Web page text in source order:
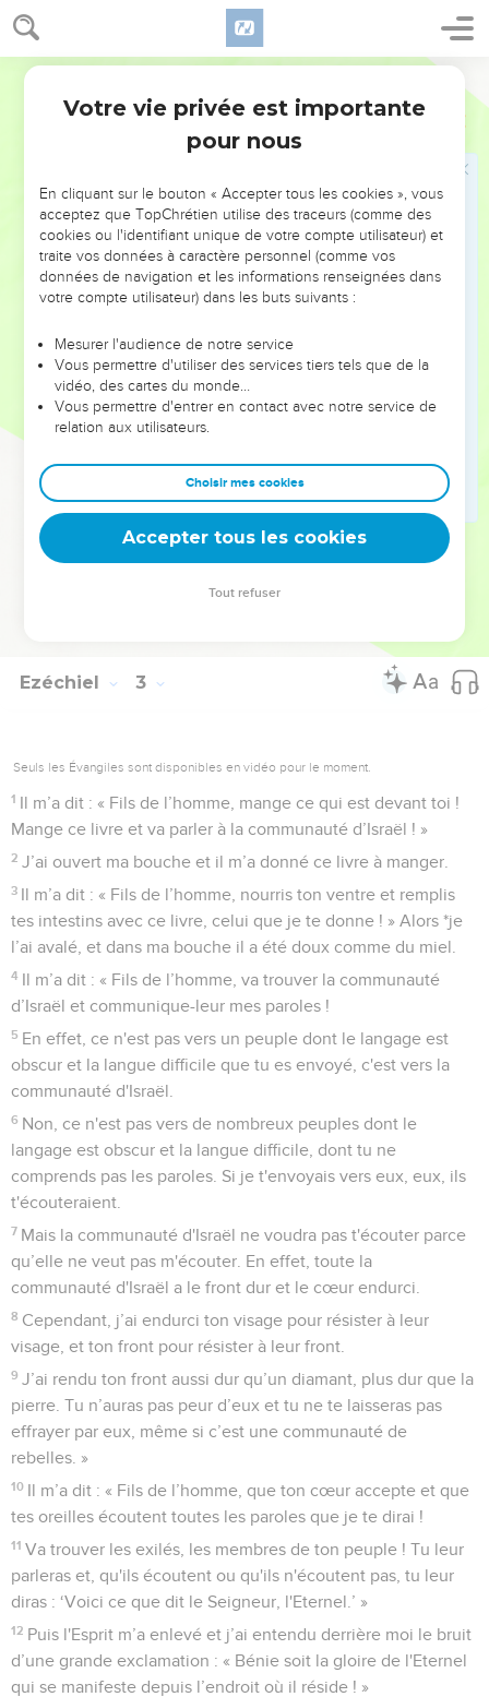
Ezéchiel 2
Eux et leurs ancêtres se sont révoltés contre moi jusqu'à
aujourd’hui.
Ce sont des enfants à la tête dure et au cœur endurci. Je
t'envoie vers eux et tu leur diras : ‘Voici ce que dit le
Qu'ils écoutent ou qu'ils n'écoutent pas – en effet, c'est
une communauté de rebelles – ils sauront ainsi qu'il y a un
prophète au milieu d'eux.
Quant à toi, fils de l’homme, n’aie pas peur d’eux, n’aie pas
peur de leurs discours, même si tu as pour compagnie des
ronces et des épines et que tu habites avec des scorpions.
par eux, même si c’est une communauté de rebelles.
Tu leur diras mes paroles, qu'ils écoutent ou qu'ils
n'écoutent pas. En effet, ce sont des rebelles.
8 Quant à toi, fils de l’homme, écoute ce que je vais te dire !
Ne te montre pas rebelle comme cette communauté de
rebelles ! Ouvre ta bouche et mange ce que je vais te
donner ! »
J’ai regardé et j’ai vu qu’une main était tendue vers moi ;
Ezéchiel 3
Seuls les Évangiles sont disponibles en vidéo pour le moment.
1 Il m’a dit : « Fils de l’homme, mange ce qui est devant toi !
Mange ce livre et va parler à la communauté d’Israël ! »
2 J’ai ouvert ma bouche et il m’a donné ce livre à manger.
3 Il m’a dit : « Fils de l’homme, nourris ton ventre et remplis
tes intestins avec ce livre, celui que je te donne ! » Alors *je
l’ai avalé, et dans ma bouche il a été doux comme du miel.
4 Il m’a dit : « Fils de l’homme, va trouver la communauté
d’Israël et communique-leur mes paroles !
5 En effet, ce n'est pas vers un peuple dont le langage est
obscur et la langue difficile que tu es envoyé, c'est vers la
communauté d'Israël.
6 Non, ce n'est pas vers de nombreux peuples dont le
langage est obscur et la langue difficile, dont tu ne
comprends pas les paroles. Si je t'envoyais vers eux, eux, ils
t'écouteraient.
7 Mais la communauté d'Israël ne voudra pas t'écouter parce
qu’elle ne veut pas m'écouter. En effet, toute la
communauté d'Israël a le front dur et le cœur endurci.
8 Cependant, j’ai endurci ton visage pour résister à leur
visage, et ton front pour résister à leur front.
9 J’ai rendu ton front aussi dur qu’un diamant, plus dur que la
pierre. Tu n’auras pas peur d’eux et tu ne te laisseras pas
effrayer par eux, même si c’est une communauté de
rebelles. »
10 Il m’a dit : « Fils de l’homme, que ton cœur accepte et que
tes oreilles écoutent toutes les paroles que je te dirai !
11 Va trouver les exilés, les membres de ton peuple ! Tu leur
parleras et, qu'ils écoutent ou qu'ils n'écoutent pas, tu leur
diras : ‘Voici ce que dit le Seigneur, l'Eternel.’ »
12 Puis l'Esprit m’a enlevé et j’ai entendu derrière moi le bruit
d’une grande exclamation : « Bénie soit la gloire de l'Eternel
qui se manifeste depuis l’endroit où il réside ! »
Votre vie privée est importante
pour nous
En cliquant sur le bouton « Accepter tous les cookies », vous
acceptez que TopChrétien utilise des traceurs (comme des
cookies ou l'identifiant unique de votre compte utilisateur) et
traite vos données à caractère personnel (comme vos
données de navigation et les informations renseignées dans
votre compte utilisateur) dans les buts suivants :
Mesurer l'audience de notre service
Vous permettre d'utiliser des services tiers tels que de la
vidéo, des cartes du monde…
Vous permettre d'entrer en contact avec notre service de
relation aux utilisateurs.
Choisir mes cookies
Accepter tous les cookies
Tout refuser